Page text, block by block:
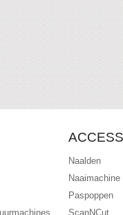
Naalden
Paspoppen
ScanNCut